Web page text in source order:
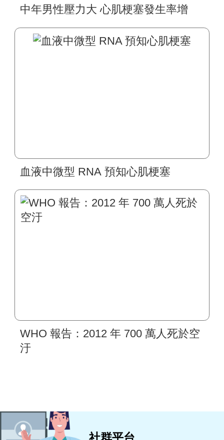
中年男性壓力大 心肌梗塞發生率增
血液中微型 RNA 預知心肌梗塞
WHO 報告：2012 年 700 萬人死於空
汙
社群平台